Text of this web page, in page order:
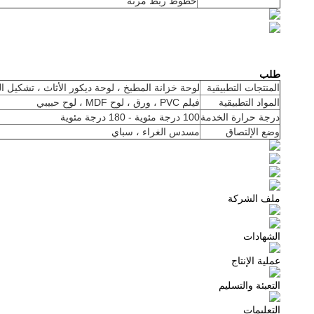
طلب
المنتجات التطبيقية
لوحة خزانة المطبخ ، لوحة ديكور الأثاث ، تشكيل
المواد التطبيقية
فيلم PVC ، ورق ، لوح MDF ، لوح حبيبي
درجة حرارة الخدمة100 درجة مئوية - 180 درجة مئوية
وضع الإلتصاق
مسدس الغراء ، سباي
ملف الشركة
الشهادات
عملية الإنتاج
التعبئة والتسليم
التعليمات